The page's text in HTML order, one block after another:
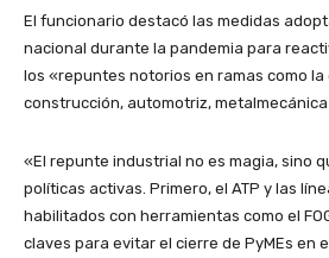
El funcionario destacó las medidas
nacional durante la pandemia para
los «repuntes notorios en ramas como la
construcción, automotriz, metalmecánica
«El repunte industrial no es magia, sino
políticas activas. Primero, el ATP y las
habilitados con herramientas como el
claves para evitar el cierre de PyMEs en